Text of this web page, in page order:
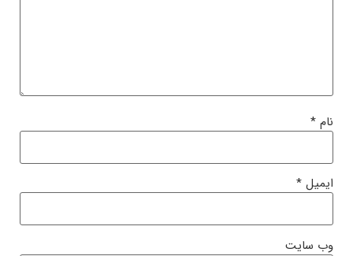
نام *
ایمیل *
وب‌ سایت